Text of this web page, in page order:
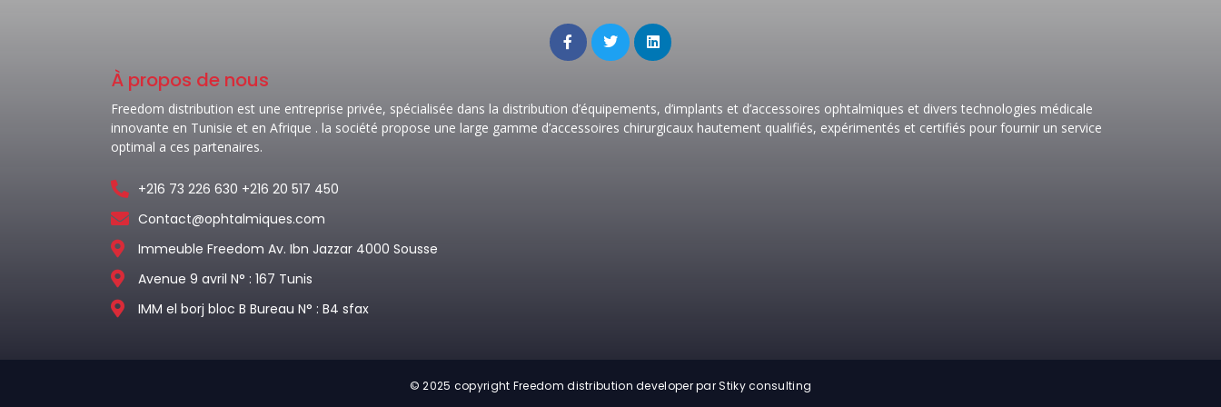
À propos de nous
Freedom distribution est une entreprise privée, spécialisée dans la distribution d’équipements, d’implants et d’accessoires ophtalmiques et divers technologies médicale
innovante en Tunisie et en Afrique . la société propose une large gamme d’accessoires chirurgicaux hautement qualifiés, expérimentés et certifiés pour fournir un service
optimal a ces partenaires.
+216 73 226 630 +216 20 517 450
Contact@ophtalmiques.com
Immeuble Freedom Av. Ibn Jazzar 4000 Sousse
Avenue 9 avril N° : 167 Tunis
IMM el borj bloc B Bureau N° : B4 sfax
© 2025 copyright Freedom distribution developer par Stiky consulting